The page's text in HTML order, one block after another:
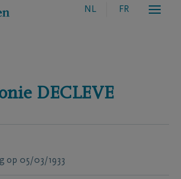
NL FR
DECLEVE
op 05/03/1933